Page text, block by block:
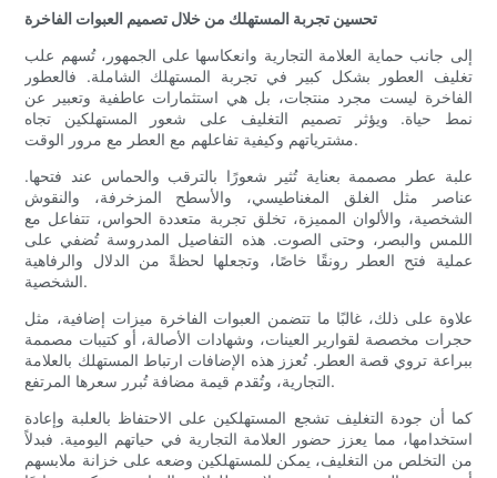
تحسين تجربة المستهلك من خلال تصميم العبوات الفاخرة
إلى جانب حماية العلامة التجارية وانعكاسها على الجمهور، تُسهم علب
تغليف العطور بشكل كبير في تجربة المستهلك الشاملة. فالعطور
الفاخرة ليست مجرد منتجات، بل هي استثمارات عاطفية وتعبير عن
نمط حياة. ويؤثر تصميم التغليف على شعور المستهلكين تجاه
مشترياتهم وكيفية تفاعلهم مع العطر مع مرور الوقت.
علبة عطر مصممة بعناية تُثير شعورًا بالترقب والحماس عند فتحها.
عناصر مثل الغلق المغناطيسي، والأسطح المزخرفة، والنقوش
الشخصية، والألوان المميزة، تخلق تجربة متعددة الحواس، تتفاعل مع
اللمس والبصر، وحتى الصوت. هذه التفاصيل المدروسة تُضفي على
عملية فتح العطر رونقًا خاصًا، وتجعلها لحظةً من الدلال والرفاهية
الشخصية.
علاوة على ذلك، غالبًا ما تتضمن العبوات الفاخرة ميزات إضافية، مثل
حجرات مخصصة لقوارير العينات، وشهادات الأصالة، أو كتيبات مصممة
ببراعة تروي قصة العطر. تُعزز هذه الإضافات ارتباط المستهلك بالعلامة
التجارية، وتُقدم قيمة مضافة تُبرر سعرها المرتفع.
كما أن جودة التغليف تشجع المستهلكين على الاحتفاظ بالعلبة وإعادة
استخدامها، مما يعزز حضور العلامة التجارية في حياتهم اليومية. فبدلاً
من التخلص من التغليف، يمكن للمستهلكين وضعه على خزانة ملابسهم